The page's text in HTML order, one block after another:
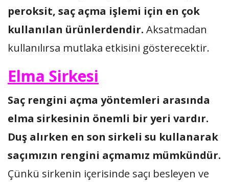
peroksit, saç açma işlemi için en çok
kullanılan ürünlerdendir. Aksatmadan
kullanılırsa mutlaka etkisini gösterecektir.
Elma Sirkesi
Saç rengini açma yöntemleri arasında
elma sirkesinin önemli bir yeri vardır.
Duş alırken en son sirkeli su kullanarak
saçımızın rengini açmamız mümkündür.
Çünkü sirkenin içerisinde saçı besleyen ve